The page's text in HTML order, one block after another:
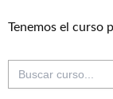
Tenemos el curso
Buscar: